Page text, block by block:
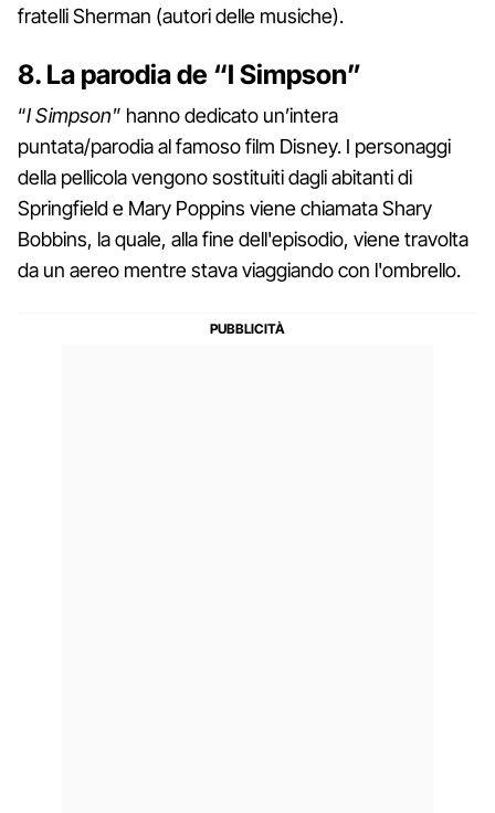
fratelli Sherman (autori delle musiche).
8. La parodia de “I Simpson”
“I Simpson” hanno dedicato un’intera
puntata/parodia al famoso film Disney. I personaggi
della pellicola vengono sostituiti dagli abitanti di
Springfield e Mary Poppins viene chiamata Shary
Bobbins, la quale, alla fine dell'episodio, viene travolta
da un aereo mentre stava viaggiando con l'ombrello.